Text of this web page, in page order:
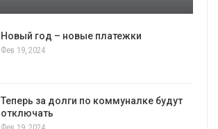
Новый год – новые платежки
Фев 19, 2024
Теперь за долги по коммуналке будут
отключать